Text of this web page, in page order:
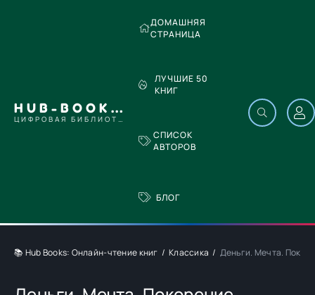
HUB-BOOKS.COM
ЦИФРОВАЯ БИБЛИОТЕКА
ДОМАШНЯЯ
СТРАНИЦА
ЛУЧШИЕ 50
КНИГ
СПИСОК
АВТОРОВ
БЛОГ
📚 Hub Books: Онлайн-чтение книг Классика Деньги. Мечта.